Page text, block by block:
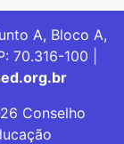
A, Bloco A,
70.316-100 |
Conselho